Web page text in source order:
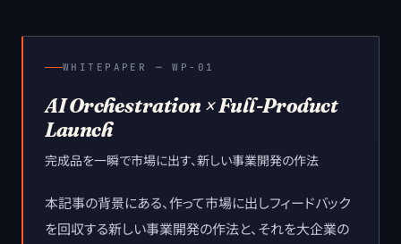
WHITEPAPER ─WP-01
AI Orchestration × Full-Product
Launch
完成品を一瞬で市場に出す、新しい事業開発の作法
本記事の背景にある、作って市場に出しフィードバック
を回収する新しい事業開発の作法と、それを大企業の